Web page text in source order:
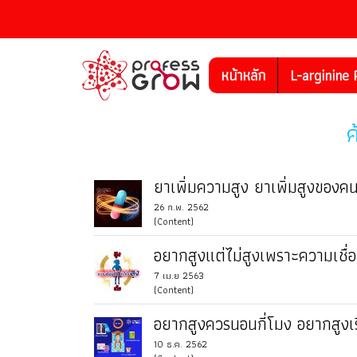
หน้าหลัก L-arginine
ยาเพิ่มความสูง ยาเพิ่มสูงของค
26 ก.พ. 2562
(Content)
อยากสูงแต่ไม่สูงเพราะความเชื่
7 เม.ย 2563
(Content)
อยากสูงควรนอนกี่โมง อยากสู
10 ธ.ค. 2562